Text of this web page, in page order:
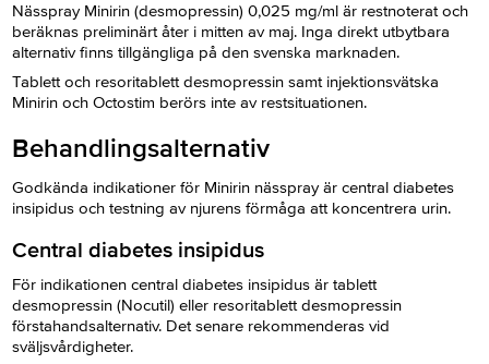
Nässpray Minirin (desmopressin) 0,025 mg/ml är restnoterat och
beräknas preliminärt åter i mitten av maj. Inga direkt utbytbara
alternativ finns tillgängliga på den svenska marknaden.
Tablett och resoritablett desmopressin samt injektionsvätska
Minirin och Octostim berörs inte av restsituationen.
Behandlingsalternativ
Godkända indikationer för Minirin nässpray är central diabetes
insipidus och testning av njurens förmåga att koncentrera urin.
Central diabetes insipidus
För indikationen central diabetes insipidus är tablett
desmopressin (Nocutil) eller resoritablett desmopressin
förstahandsalternativ. Det senare rekommenderas vid
sväljsvårdigheter.